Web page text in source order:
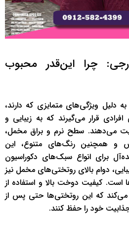
چرا این‌قدر محبوب
ویژگی‌های متمایزی که دارند،
قرار می‌گیرند که به زیبایی و
می‌دهند. سطح نرم و براق مخمل،
همچنین رنگ‌های متنوع، این
برای انواع سبک‌های دکوراسیون
دوام بالای روتختی‌های مخمل نیز
است. کیفیت دوخت بالا و استفاده از
می‌کند که این روتختی‌ها حتی پس از
خود را حفظ کنند.